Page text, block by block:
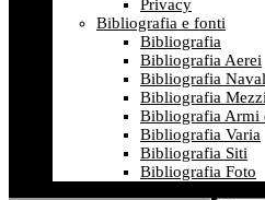
Privacy
Bibliografia e fonti
Bibliografia
Bibliografia Aerei
Bibliografia
Bibliografia
Bibliografia Armi
Bibliografia Varia
Bibliografia Siti
Bibliografia Foto